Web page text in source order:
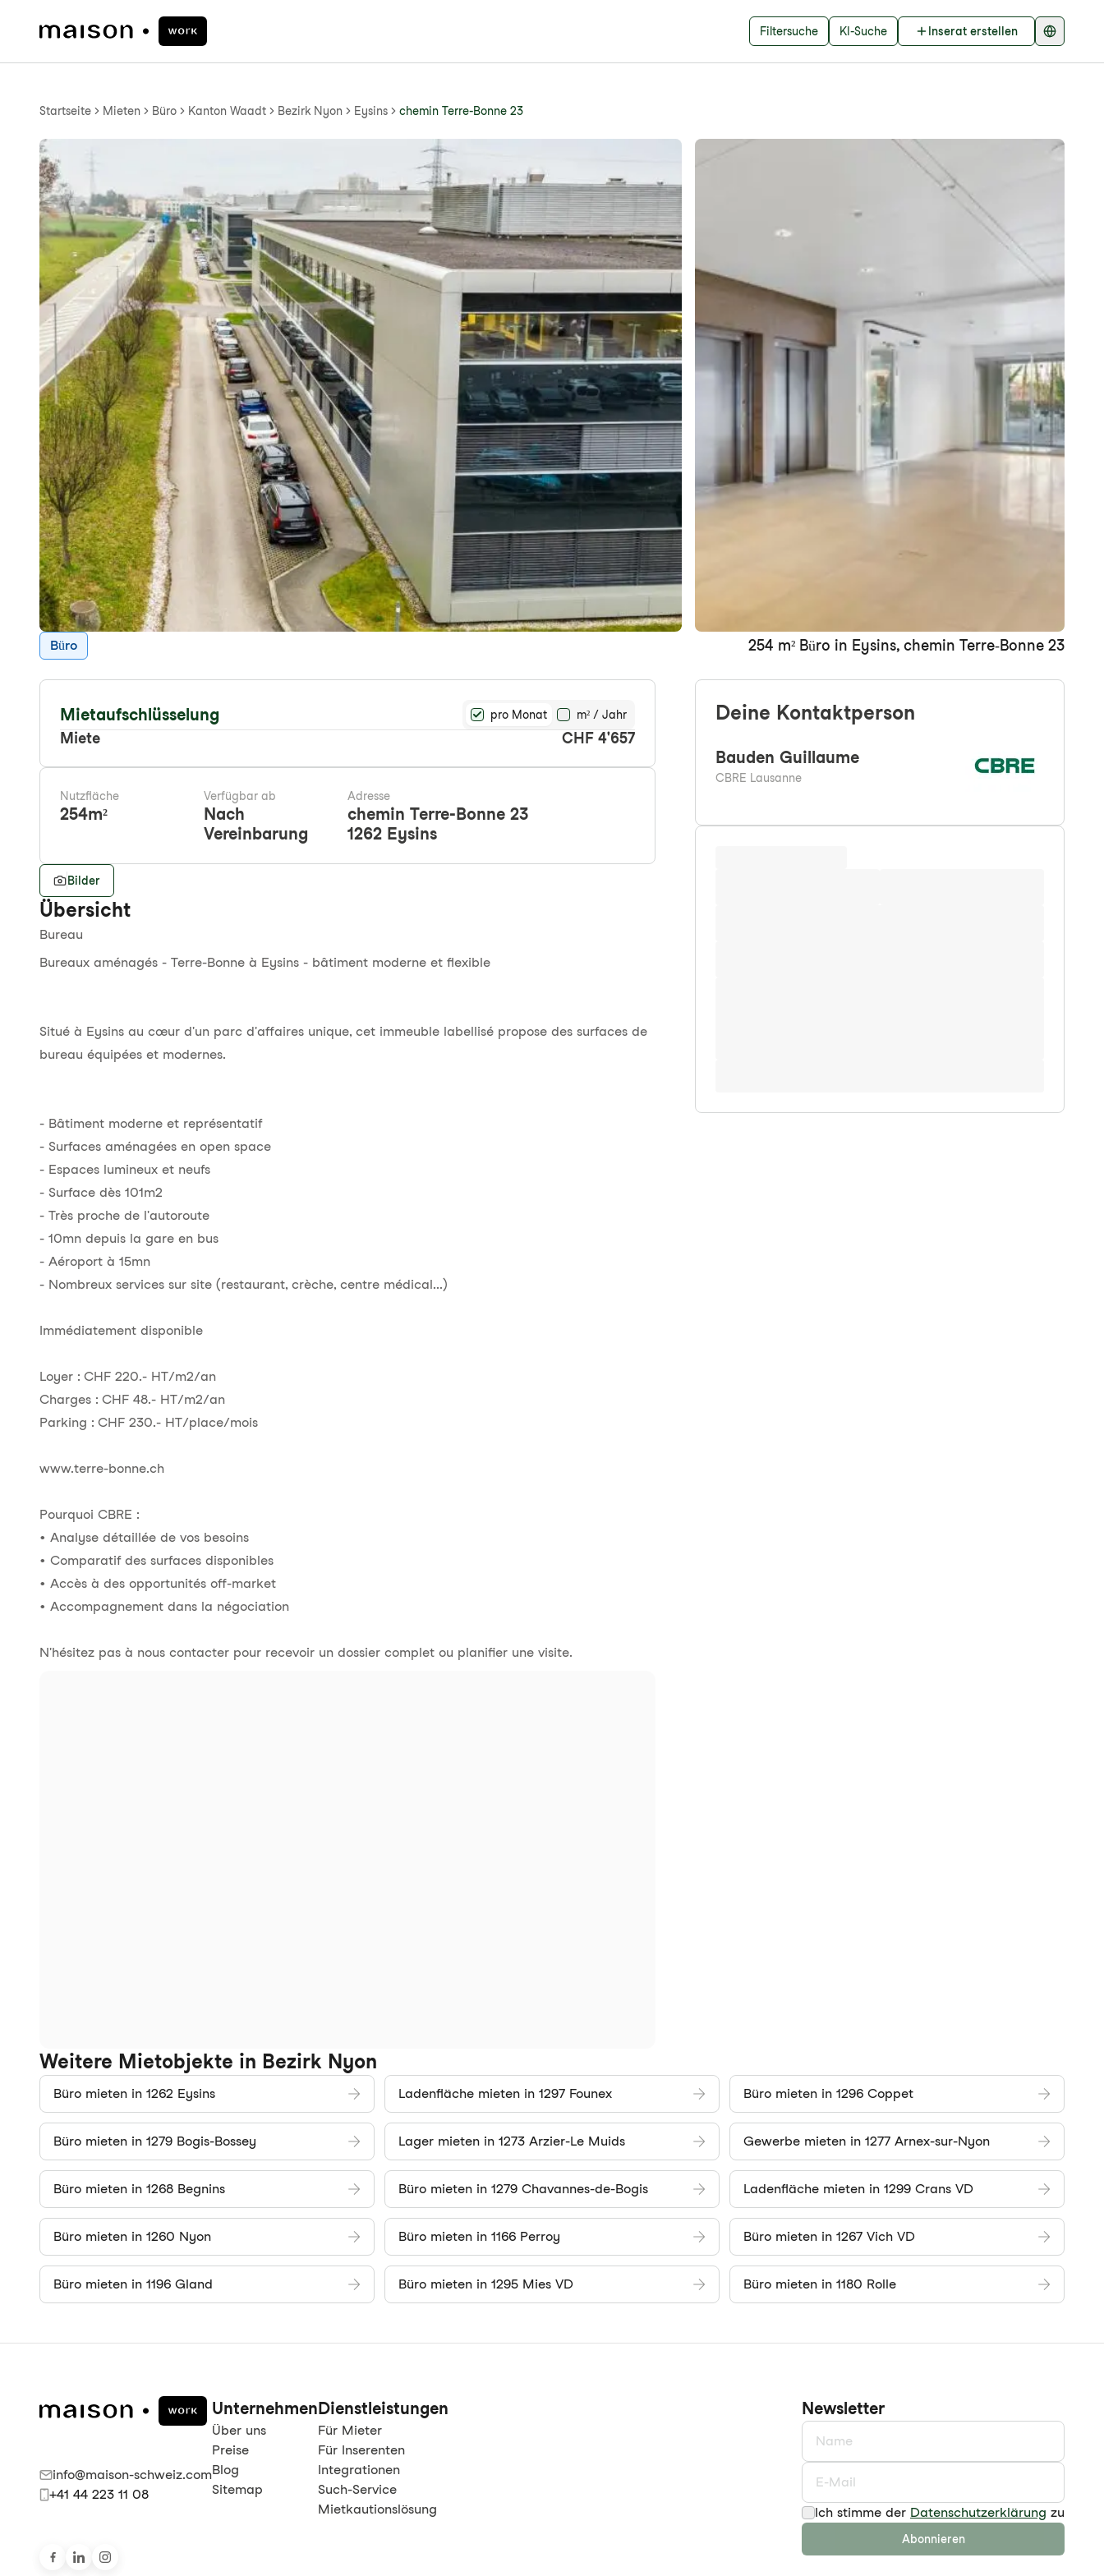
Filtersuche KI-Suche Inserat erstellen
Startseite Mieten Büro Kanton Waadt Bezirk Nyon Eysins chemin Terre-Bonne 23
+4 Bilder
254 m² Büro in Eysins, chemin Terre-Bonne 23
Büro
Mietaufschlüsselung pro Monat m² / Jahr
Miete CHF 4'657
Nutzfläche
254m²
Verfügbar ab
Nach
Vereinbarung
Adresse
chemin Terre-Bonne 23
1262 Eysins
Bilder
Übersicht
Bureau
Bureaux aménagés - Terre-Bonne à Eysins - bâtiment moderne et flexible
Situé à Eysins au cœur d'un parc d'affaires unique, cet immeuble labellisé propose des surfaces de
bureau équipées et modernes.
- Bâtiment moderne et représentatif
- Surfaces aménagées en open space
- Espaces lumineux et neufs
- Surface dès 101m2
- Très proche de l'autoroute
- 10mn depuis la gare en bus
- Aéroport à 15mn
- Nombreux services sur site (restaurant, crèche, centre médical...)
Immédiatement disponible
Loyer : CHF 220.- HT/m2/an
Charges : CHF 48.- HT/m2/an
Parking : CHF 230.- HT/place/mois
www.terre-bonne.ch
Pourquoi CBRE :
• Analyse détaillée de vos besoins
• Comparatif des surfaces disponibles
• Accès à des opportunités off-market
• Accompagnement dans la négociation
N'hésitez pas à nous contacter pour recevoir un dossier complet ou planifier une visite.
Deine Kontaktperson
Bauden Guillaume
CBRE Lausanne
Weitere Mietobjekte in Bezirk Nyon
Büro mieten in 1262 Eysins Ladenfläche mieten in 1297 Founex Büro mieten in 1296 Coppet
Büro mieten in 1279 Bogis-Bossey Lager mieten in 1273 Arzier-Le Muids Gewerbe mieten in 1277 Arnex-sur-Nyon
Büro mieten in 1268 Begnins Büro mieten in 1279 Chavannes-de-Bogis Ladenfläche mieten in 1299 Crans VD
Büro mieten in 1260 Nyon Büro mieten in 1166 Perroy Büro mieten in 1267 Vich VD
Büro mieten in 1196 Gland Büro mieten in 1295 Mies VD Büro mieten in 1180 Rolle
info@maison-schweiz.com
+41 44 223 11 08
Unternehmen
Über uns
Preise
Blog
Sitemap
Dienstleistungen
Für Mieter
Für Inserenten
Integrationen
Such-Service
Mietkautionslösung
Newsletter
Ich stimme der Datenschutzerklärung zu
Abonnieren